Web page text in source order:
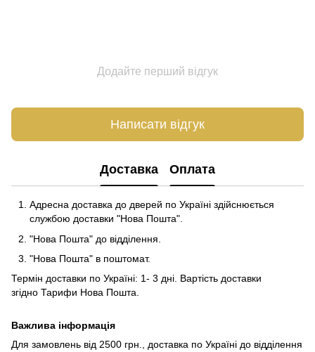
Додайте перший відгук
Написати відгук
Доставка Оплата
Адресна доставка до дверей по Україні здійснюється
службою доставки "Нова Пошта".
"Нова Пошта" до відділення.
"Нова Пошта" в поштомат.
Термін доставки по Україні: 1- 3 дні. Вартість доставки
згідно Тарифи Нова Пошта.
Важлива інформація
Для замовлень від 2500 грн., доставка по Україні до відділення